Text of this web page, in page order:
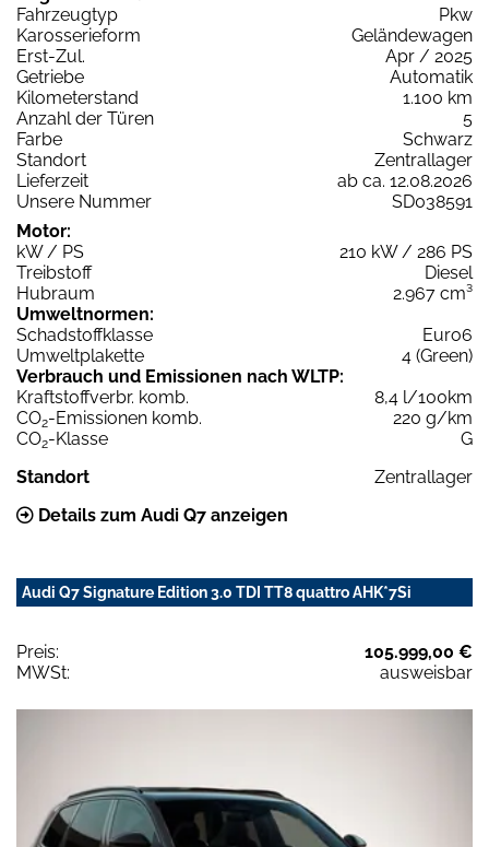
Fahrzeugtyp
Pkw
Karosserieform
Geländewagen
Erst-Zul.
Apr / 2025
Getriebe
Automatik
Kilometerstand
1.100 km
Anzahl der Türen
5
Farbe
Schwarz
Standort
Zentrallager
Lieferzeit
ab ca. 12.08.2026
Unsere Nummer
SD038591
Motor:
kW / PS
210 kW / 286 PS
Treibstoff
Diesel
Hubraum
2.967 cm³
Umweltnormen:
Schadstoffklasse
Euro6
Umweltplakette
4 (Green)
Verbrauch und Emissionen nach WLTP:
Kraftstoffverbr. komb.
8,4 l/100km
CO2-Emissionen komb.
220 g/km
CO2-Klasse
G
Standort
Zentrallager
Details zum Audi Q7 anzeigen
Audi Q7 Signature Edition 3.0 TDI TT8 quattro AHK*7Si
Preis:
105.999,00 €
MWSt:
ausweisbar